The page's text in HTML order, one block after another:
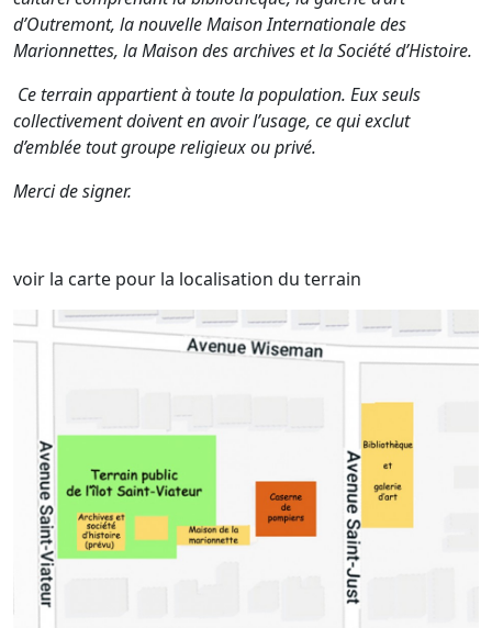
d’Outremont, la nouvelle Maison Internationale des
Marionnettes, la Maison des archives et la Société d’Histoire.
Ce terrain appartient à toute la population. Eux seuls
collectivement doivent en avoir l’usage, ce qui exclut
d’emblée tout groupe religieux ou privé.
Merci de signer.
voir la carte pour la localisation du terrain